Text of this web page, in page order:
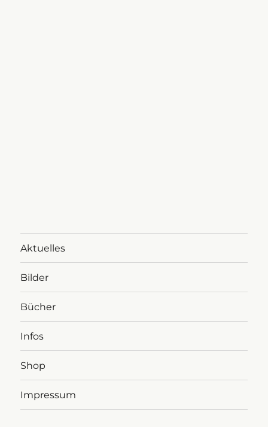
Aktuelles
Bilder
Bücher
Infos
Shop
Impressum